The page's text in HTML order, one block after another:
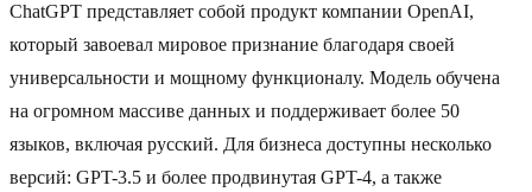
ChatGPT представляет собой продукт компании OpenAI,
который завоевал мировое признание благодаря своей
универсальности и мощному функционалу. Модель обучена
на огромном массиве данных и поддерживает более 50
языков, включая русский. Для бизнеса доступны несколько
версий: GPT-3.5 и более продвинутая GPT-4, а также